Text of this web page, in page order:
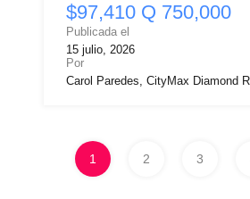
$97,410 Q 750,000
Publicada el
15 julio, 2026
Por
Carol Paredes, CityMax Diamond
1 2 3